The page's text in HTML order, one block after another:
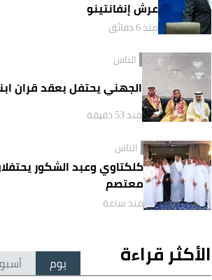
عرش إنفانتينو
منذ 6 دقائق
الناس
الجهني يحتفل بعقد قران
منذ 53 دقيقة
الناس
كلكتاوي وعبد الشكور
معتصم
منذ ساعة
الأكثر قراءة يوم